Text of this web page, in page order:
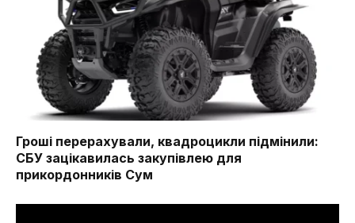
Гроші перерахували, квадроцикли підмінили:
СБУ зацікавилась закупівлею для
прикордонників Сум